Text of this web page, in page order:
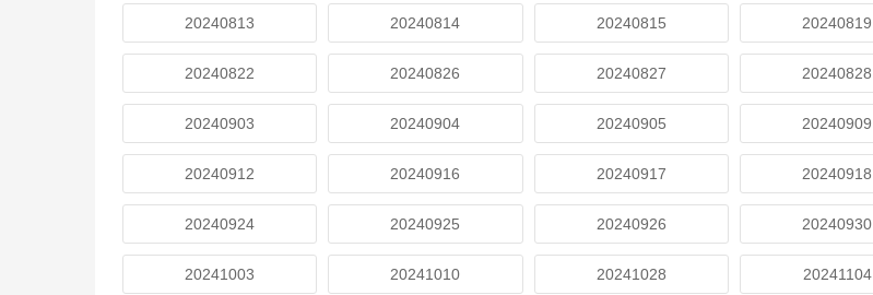
20240813 20240814 20240815 20240819
20240822 20240826 20240827 20240828
20240903 20240904 20240905 20240909
20240912 20240916 20240917 20240918
20240924 20240925 20240926 20240930
20241003 20241010 20241028 20241104